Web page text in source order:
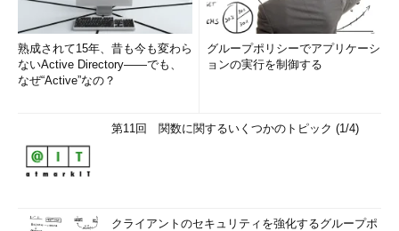
熟成されて15年、昔も今も変わら
ないActive Directory――でも、
なぜ“Active”なの？
グループポリシーでアプリケーシ
ョンの実行を制御する
第11回 関数に関するいくつかのトピック (1/4)
クライアントのセキュリティを強化するグループポ